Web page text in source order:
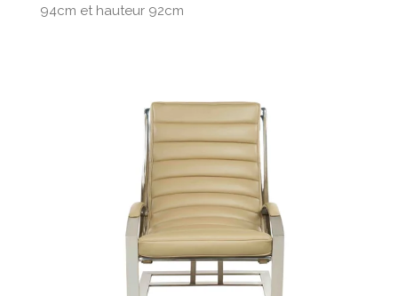
94cm et hauteur 92cm